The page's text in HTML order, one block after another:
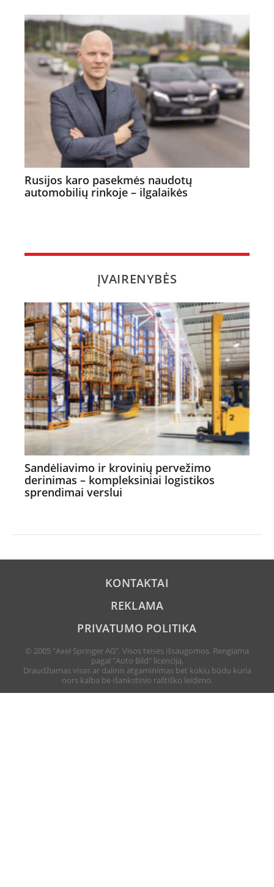
Rusijos karo pasekmės naudotų
automobilių rinkoje – ilgalaikės
ĮVAIRENYBĖS
Sandėliavimo ir krovinių pervežimo
derinimas – kompleksiniai logistikos
sprendimai verslui
KONTAKTAI
REKLAMA
PRIVATUMO POLITIKA
© 2005 "Axel Springer AG". Visos teisės išsaugomos. Rengiama
pagal "Auto Bild" licenciją.
Draudžiamas visas ar dalinis atgaminimas bet kokiu būdu kuria
nors kalba be išankstinio raštiško leidimo.